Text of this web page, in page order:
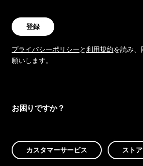
登録
プライバシーポリシーと利用規約を読み、
願いします。
お困りですか？
カスタマーサービス スト